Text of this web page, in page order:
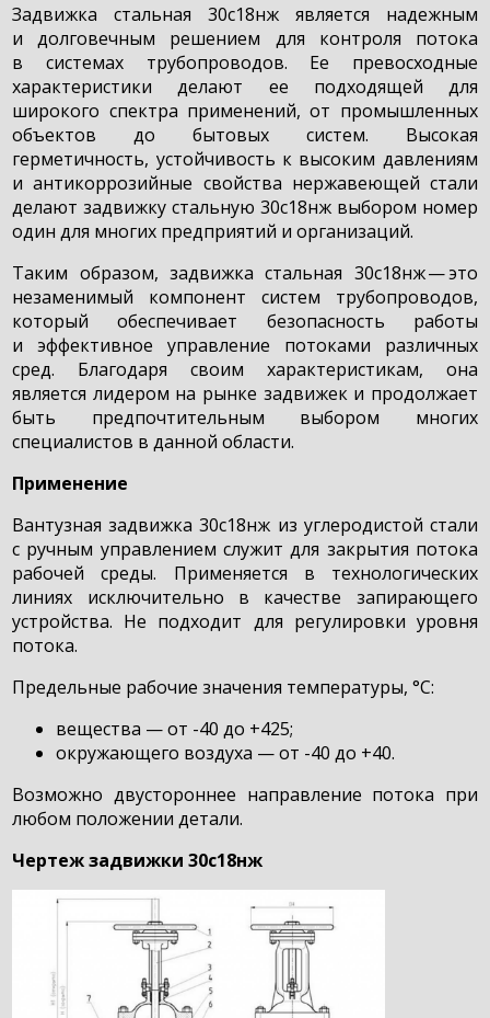
Задвижка стальная 30с18нж является надежным
и долговечным решением для контроля потока
в системах трубопроводов. Ее превосходные
характеристики делают ее подходящей для
широкого спектра применений, от промышленных
объектов до бытовых систем. Высокая
герметичность, устойчивость к высоким давлениям
и антикоррозийные свойства нержавеющей стали
делают задвижку стальную 30с18нж выбором номер
один для многих предприятий и организаций.
Таким образом, задвижка стальная 30с18нж — это
незаменимый компонент систем трубопроводов,
который обеспечивает безопасность работы
и эффективное управление потоками различных
сред. Благодаря своим характеристикам, она
является лидером на рынке задвижек и продолжает
быть предпочтительным выбором многих
специалистов в данной области.
Применение
Вантузная задвижка 30с18нж из углеродистой стали
с ручным управлением служит для закрытия потока
рабочей среды. Применяется в технологических
линиях исключительно в качестве запирающего
устройства. Не подходит для регулировки уровня
потока.
Предельные рабочие значения температуры, °С:
вещества — от -40 до +425;
окружающего воздуха — от -40 до +40.
Возможно двустороннее направление потока при
любом положении детали.
Чертеж задвижки 30с18нж